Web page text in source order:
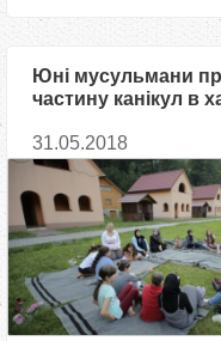
Юні мусульмани
частину канікул в
31.05.2018